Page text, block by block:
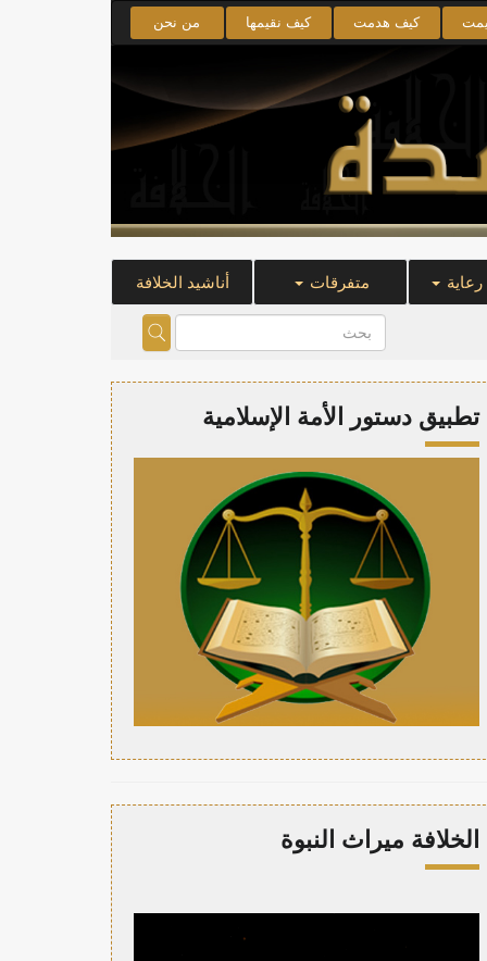
كيف هدمت كيف نقيمها من نحن
متفرقات أناشيد الخلافة
تطبيق دستور الأمة الإسلامية
الخلافة ميراث النبوة